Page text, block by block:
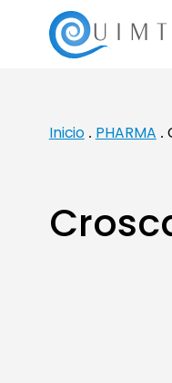
Inicio
PHARMA